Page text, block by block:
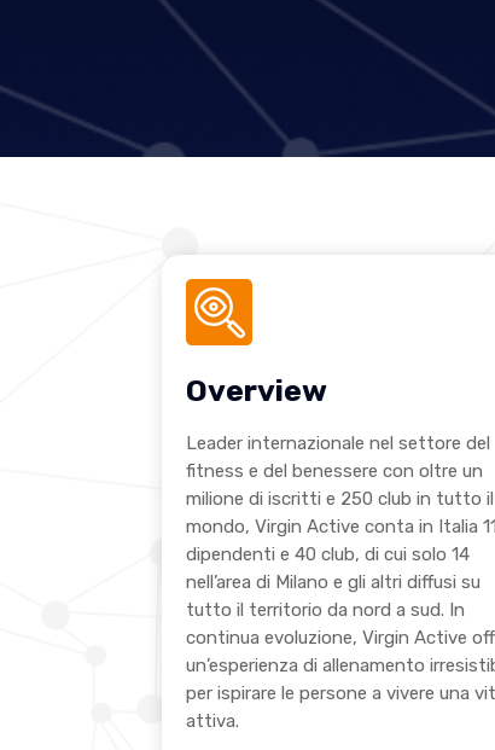
Overview
Leader internazionale nel settore del
fitness e del benessere con oltre un
milione di iscritti e 250 club in tutto il
mondo, Virgin Active conta in Italia
dipendenti e 40 club, di cui solo 14
nell’area di Milano e gli altri diffusi su
tutto il territorio da nord a sud. In
continua evoluzione, Virgin Active
un’esperienza di allenamento
per ispirare le persone a vivere una
attiva.